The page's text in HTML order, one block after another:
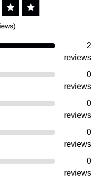
2
reviews
0
reviews
0
reviews
0
reviews
0
reviews